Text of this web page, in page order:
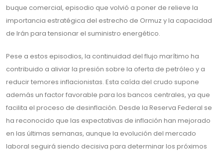
buque comercial, episodio que volvió a poner de relieve la
importancia estratégica del estrecho de Ormuz y la capacidad
de Irán para tensionar el suministro energético.
Pese a estos episodios, la continuidad del flujo marítimo ha
contribuido a aliviar la presión sobre la oferta de petróleo y a
reducir temores inflacionistas. Esta caída del crudo supone
además un factor favorable para los bancos centrales, ya que
facilita el proceso de desinflación. Desde la Reserva Federal se
ha reconocido que las expectativas de inflación han mejorado
en las últimas semanas, aunque la evolución del mercado
laboral seguirá siendo decisiva para determinar los próximos